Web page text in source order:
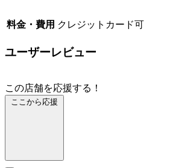
料金・費用 クレジットカード可
ユーザーレビュー
この店舗を応援する！
ここから応援